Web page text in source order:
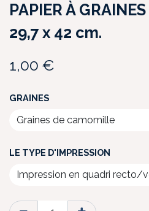
PAPIER À
29,7 x 42 cm.
1,00 €
GRAINES
LE TYPE D'IMPRESSION